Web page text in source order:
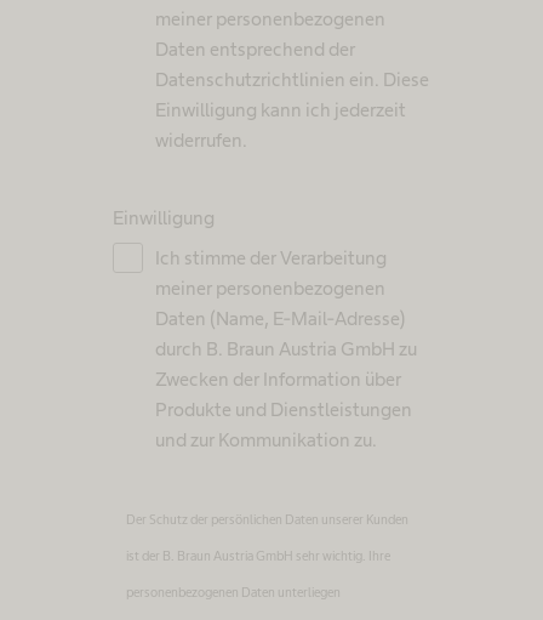
meiner personenbezogenen
Daten entsprechend der
Datenschutzrichtlinien ein. Diese
Einwilligung kann ich jederzeit
widerrufen.
Einwilligung
Ich stimme der Verarbeitung
meiner personenbezogenen
Daten (Name, E-Mail-Adresse)
durch B. Braun Austria GmbH zu
Zwecken der Information über
Produkte und Dienstleistungen
und zur Kommunikation zu.
Der Schutz der persönlichen Daten unserer Kunden
ist der B. Braun Austria GmbH sehr wichtig. Ihre
personenbezogenen Daten unterliegen